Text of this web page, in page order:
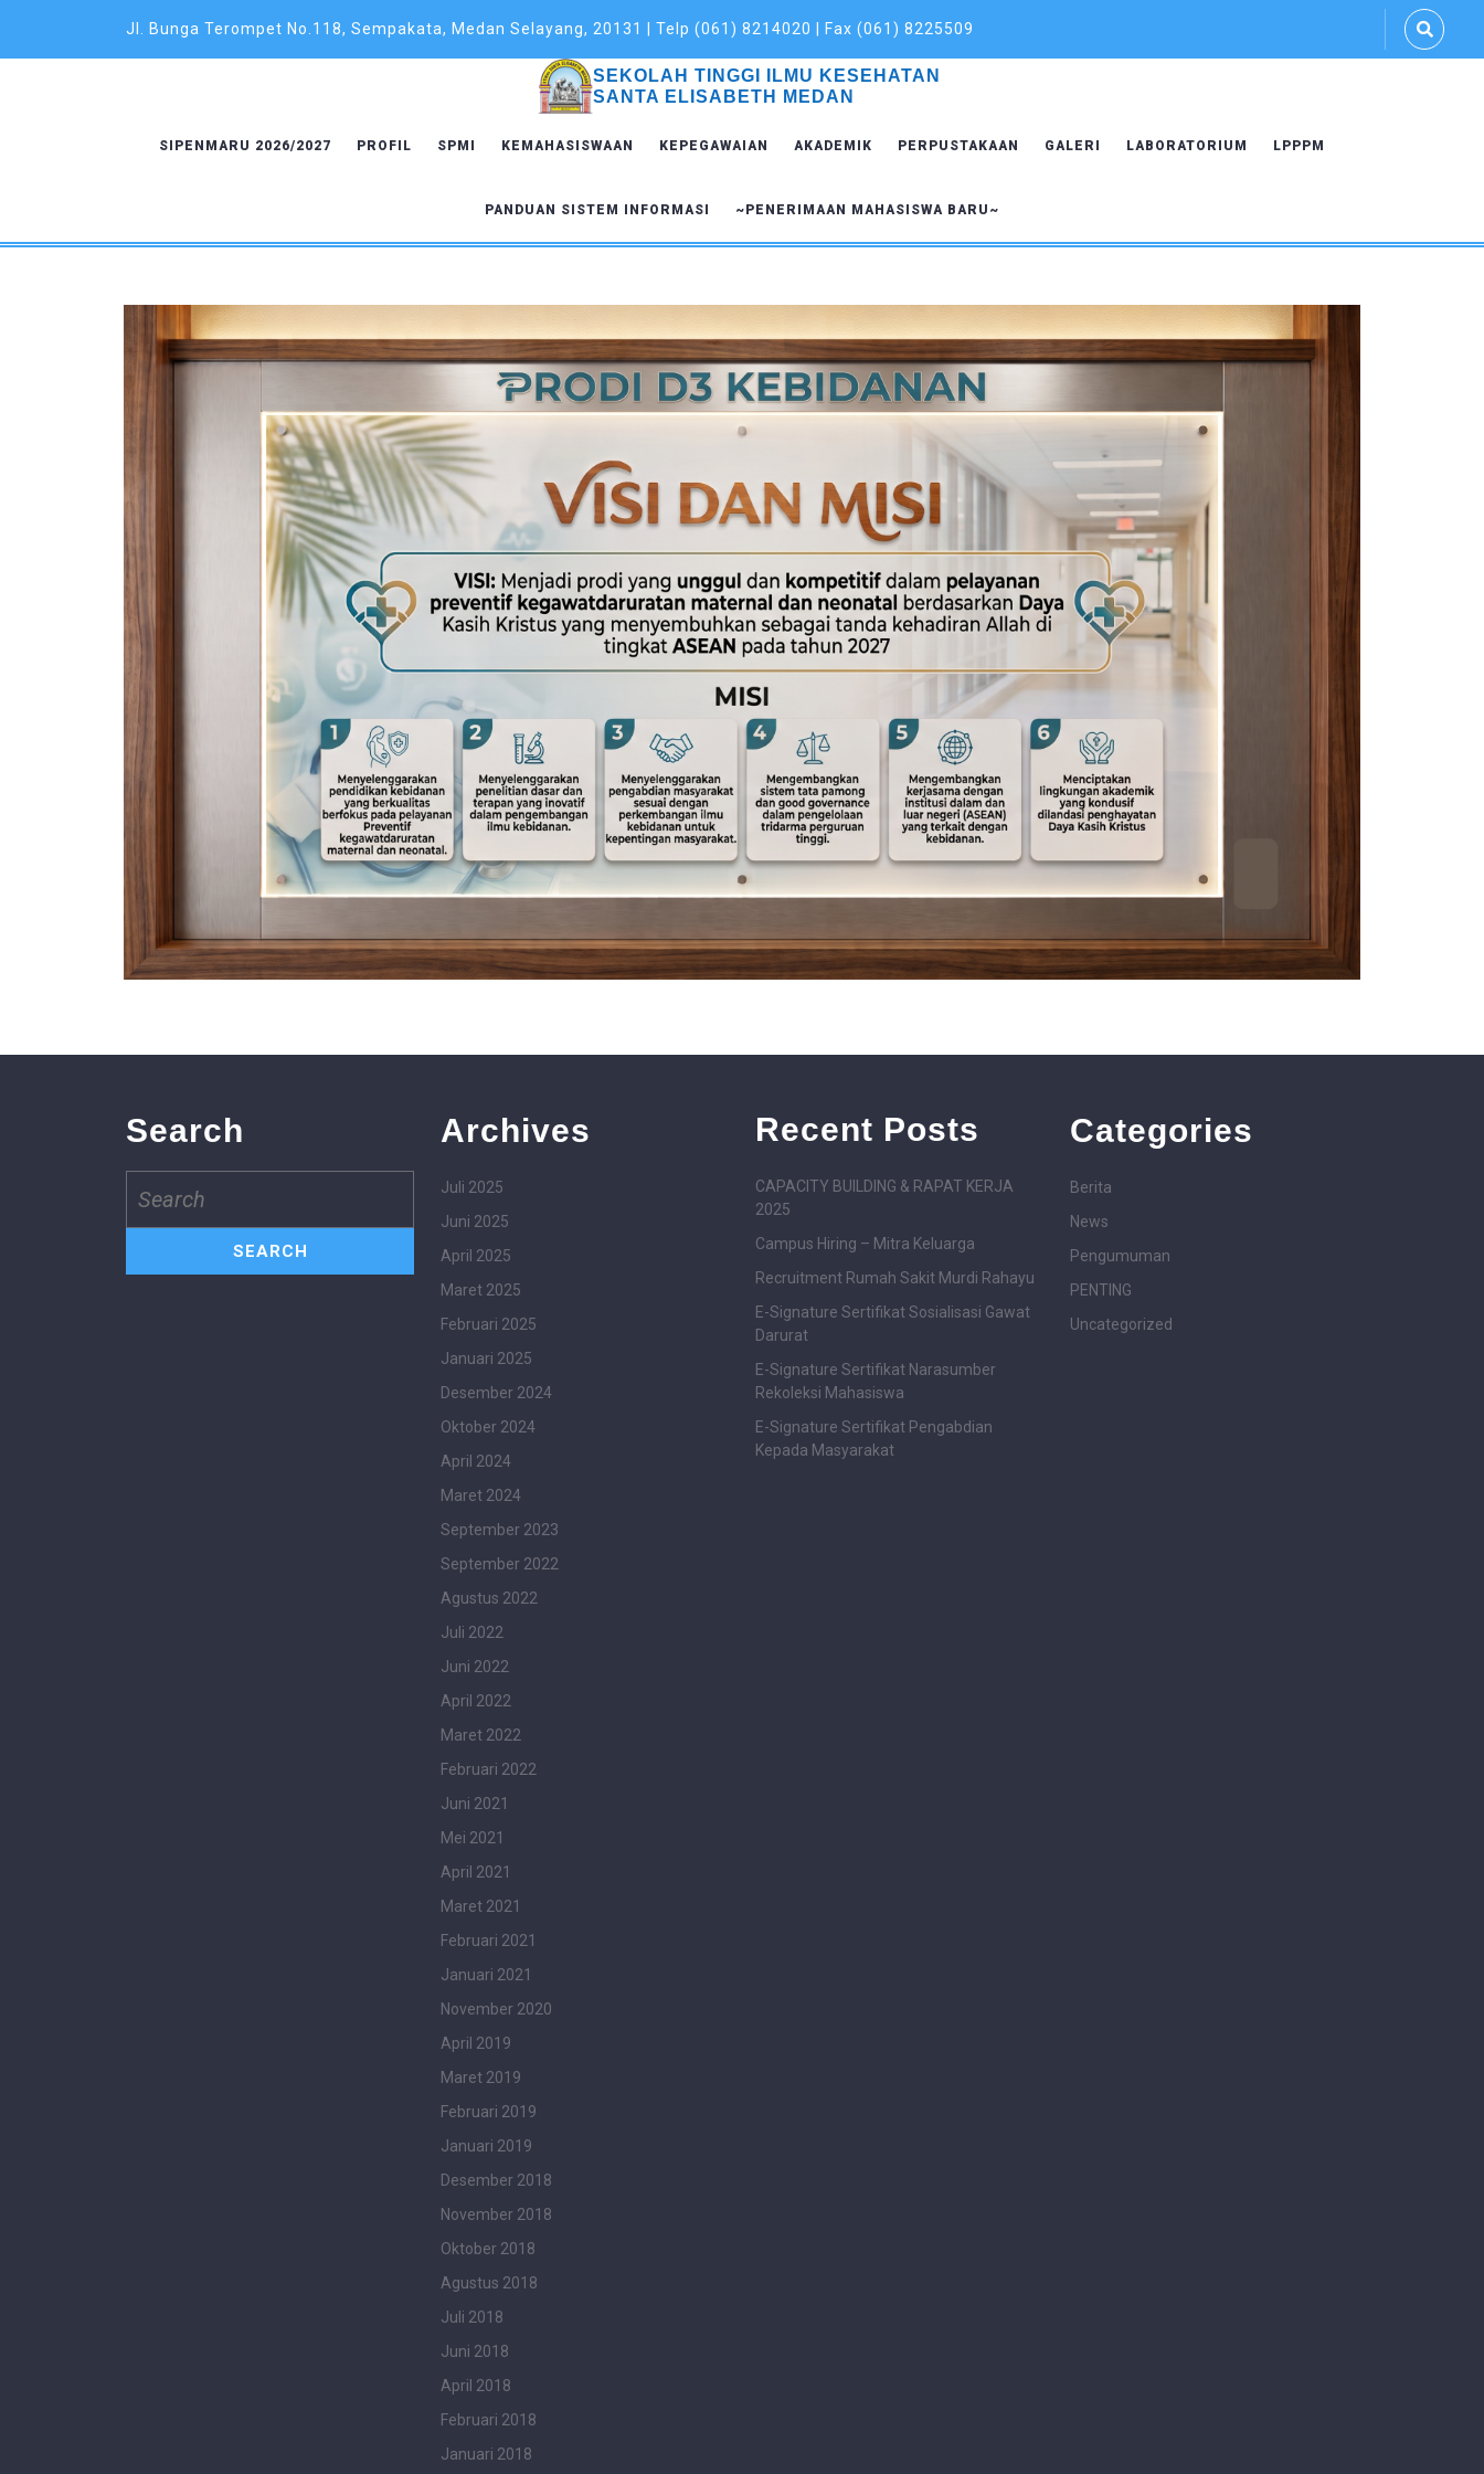
Jl. Bunga Terompet No.118, Sempakata, Medan Selayang, 20131 | Telp (061) 8214020 | Fax (061) 8225509
SEKOLAH TINGGI ILMU KESEHATAN
SANTA ELISABETH MEDAN
SIPENMARU 2026/2027 PROFIL SPMI KEMAHASISWAAN KEPEGAWAIAN AKADEMIK PERPUSTAKAAN GALERI LABORATORIUM LPPPM
PANDUAN SISTEM INFORMASI ~PENERIMAAN MAHASISWA BARU~
Search Archives
Juli 2025
Juni 2025
April 2025
Maret 2025
Februari 2025
Januari 2025
Desember 2024
Oktober 2024
April 2024
Maret 2024
September 2023
September 2022
Agustus 2022
Juli 2022
Juni 2022
April 2022
Maret 2022
Februari 2022
Juni 2021
Mei 2021
April 2021
Maret 2021
Februari 2021
Januari 2021
November 2020
April 2019
Maret 2019
Februari 2019
Januari 2019
Desember 2018
November 2018
Oktober 2018
Agustus 2018
Juli 2018
Juni 2018
April 2018
Februari 2018
Januari 2018
Recent Posts
CAPACITY BUILDING & RAPAT KERJA
2025
Campus Hiring – Mitra Keluarga
Recruitment Rumah Sakit Murdi Rahayu
E-Signature Sertifikat Sosialisasi Gawat
Darurat
E-Signature Sertifikat Narasumber
Rekoleksi Mahasiswa
E-Signature Sertifikat Pengabdian
Kepada Masyarakat
Categories
Berita
News
Pengumuman
PENTING
Uncategorized